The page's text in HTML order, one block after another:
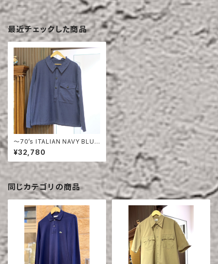
最近チェックした商品
〜70’s ITALIAN NAVY BLUE
LIGHT MOLESKIN SMOCK
¥32,780
同じカテゴリの商品